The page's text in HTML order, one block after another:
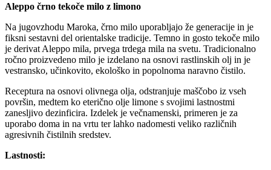
Aleppo črno tekoče milo z limono
Na jugovzhodu Maroka, črno milo uporabljajo že generacije in je
fiksni sestavni del orientalske tradicije. Temno in gosto tekoče milo
je derivat Aleppo mila, prvega trdega mila na svetu. Tradicionalno
ročno proizvedeno milo je izdelano na osnovi rastlinskih olj in je
vestransko, učinkovito, ekološko in popolnoma naravno čistilo.
Receptura na osnovi olivnega olja, odstranjuje maščobo iz vseh
površin, medtem ko eterično olje limone s svojimi lastnostmi
zanesljivo dezinficira. Izdelek je večnamenski, primeren je za
uporabo doma in na vrtu ter lahko nadomesti veliko različnih
agresivnih čistilnih sredstev.
Lastnosti: